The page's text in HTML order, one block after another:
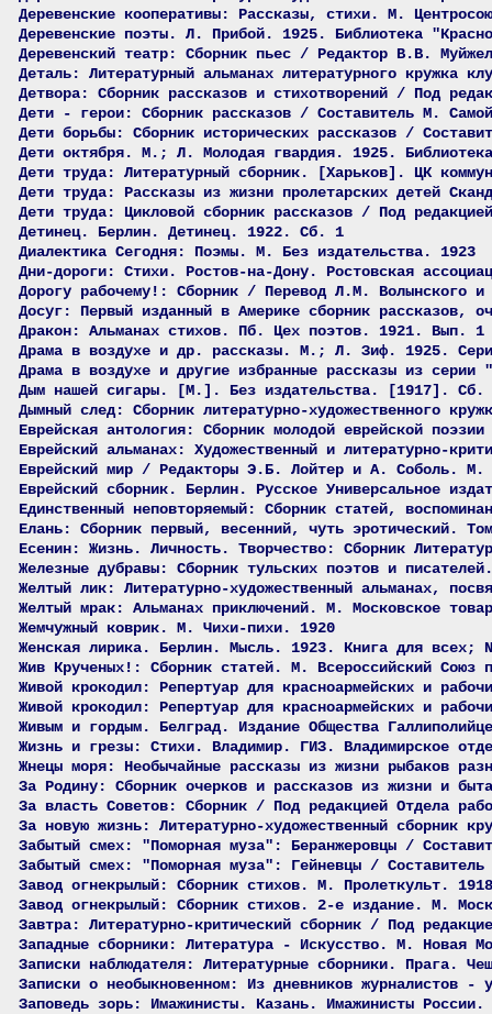
Деревенские кооперативы: Рассказы, стихи. М.
Деревенские поэты. Л. Прибой. 1925. Библиотека
Деревенский театр: Сборник пьес / Редактор В.В.
Деталь: Литературный альманах литературного кружка
Детвора: Сборник рассказов и стихотворений / Под
Дети - герои: Сборник рассказов / Составитель М.
Дети борьбы: Сборник исторических рассказов /
Дети октября. М.; Л. Молодая гвардия. 1925.
Дети труда: Литературный сборник. [Харьков]. ЦК
Дети труда: Рассказы из жизни пролетарских детей
Дети труда: Цикловой сборник рассказов / Под
Детинец. Берлин. Детинец. 1922. Сб. 1
Диалектика Сегодня: Поэмы. М. Без издательства. 1923
Дни-дороги: Стихи. Ростов-на-Дону. Ростовская
Дорогу рабочему!: Сборник / Перевод Л.М. Волынского
Досуг: Первый изданный в Америке сборник рассказов,
Дракон: Альманах стихов. Пб. Цех поэтов. 1921. Вып. 1
Драма в воздухе и др. рассказы. М.; Л. Зиф. 1925.
Драма в воздухе и другие избранные рассказы из
Дым нашей сигары. [М.]. Без издательства. [1917]. Сб.
Дымный след: Сборник литературно-художественного
Еврейская антология: Сборник молодой еврейской
Еврейский альманах: Художественный и литературно-
Еврейский мир / Редакторы Э.Б. Лойтер и А. Соболь.
Еврейский сборник. Берлин. Русское Универсальное
Единственный неповторяемый: Сборник статей,
Елань: Сборник первый, весенний, чуть эротический.
Есенин: Жизнь. Личность. Творчество: Сборник
Железные дубравы: Сборник тульских поэтов и
Желтый лик: Литературно-художественный альманах,
Желтый мрак: Альманах приключений. М. Московское
Жемчужный коврик. М. Чихи-пихи. 1920
Женская лирика. Берлин. Мысль. 1923. Книга для всех;
Жив Крученых!: Сборник статей. М. Всероссийский Союз
Живой крокодил: Репертуар для красноармейских и
Живой крокодил: Репертуар для красноармейских и
Живым и гордым. Белград. Издание Общества
Жизнь и грезы: Стихи. Владимир. ГИЗ. Владимирское
Жнецы моря: Необычайные рассказы из жизни рыбаков
За Родину: Сборник очерков и рассказов из жизни и
За власть Советов: Сборник / Под редакцией Отдела
За новую жизнь: Литературно-художественный сборник
Забытый смех: "Поморная муза": Беранжеровцы /
Забытый смех: "Поморная муза": Гейневцы /
Завод огнекрылый: Сборник стихов. М. Пролеткульт. 1918
Завод огнекрылый: Сборник стихов. 2-е издание. М.
Завтра: Литературно-критический сборник / Под
Западные сборники: Литература - Искусство. М. Новая
Записки наблюдателя: Литературные сборники. Прага.
Записки о необыкновенном: Из дневников
Заповедь зорь: Имажинисты. Казань. Имажинисты России.